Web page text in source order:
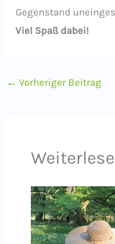
Gegenstand
Viel Spaß dabei!
← Vorheriger Beitrag